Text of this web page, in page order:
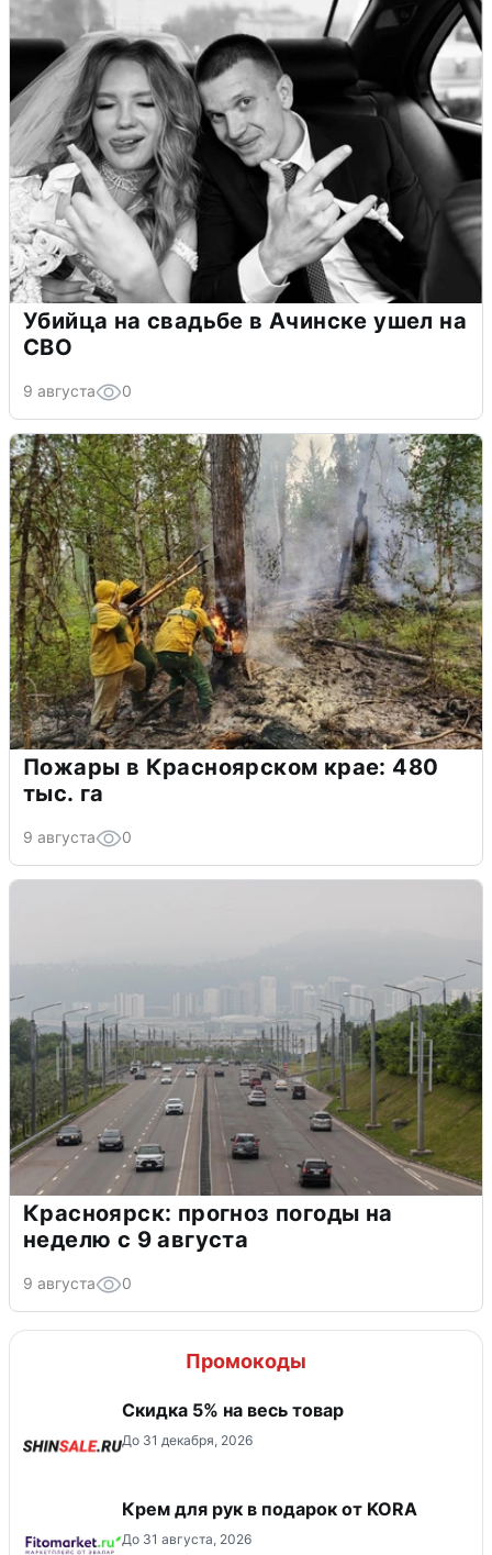
Убийца на свадьбе в Ачинске ушел на
СВО
9 августа 0
Пожары в Красноярском крае: 480
тыс. га
9 августа 0
Красноярск: прогноз погоды на
неделю с 9 августа
9 августа 0
Промокоды
Скидка 5% на весь товар
До 31 декабря, 2026
Крем для рук в подарок от KORA
До 31 августа, 2026